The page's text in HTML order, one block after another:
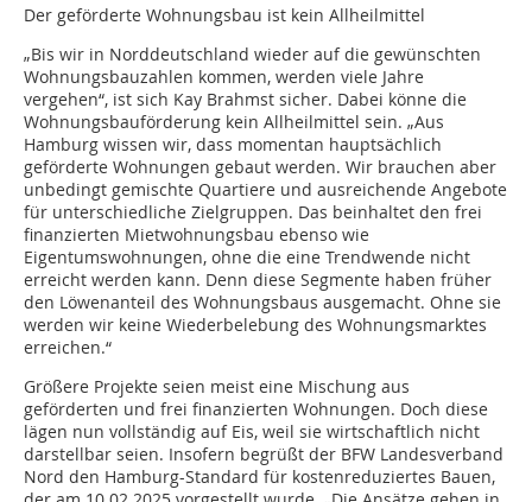
Der geförderte Wohnungsbau ist kein Allheilmittel
„Bis wir in Norddeutschland wieder auf die gewünschten
Wohnungsbauzahlen kommen, werden viele Jahre
vergehen“, ist sich Kay Brahmst sicher. Dabei könne die
Wohnungsbauförderung kein Allheilmittel sein. „Aus
Hamburg wissen wir, dass momentan hauptsächlich
geförderte Wohnungen gebaut werden. Wir brauchen aber
unbedingt gemischte Quartiere und ausreichende Angebote
für unterschiedliche Zielgruppen. Das beinhaltet den frei
finanzierten Mietwohnungsbau ebenso wie
Eigentumswohnungen, ohne die eine Trendwende nicht
erreicht werden kann. Denn diese Segmente haben früher
den Löwenanteil des Wohnungsbaus ausgemacht. Ohne sie
werden wir keine Wiederbelebung des Wohnungsmarktes
erreichen.“
Größere Projekte seien meist eine Mischung aus
geförderten und frei finanzierten Wohnungen. Doch diese
lägen nun vollständig auf Eis, weil sie wirtschaftlich nicht
darstellbar seien. Insofern begrüßt der BFW Landesverband
Nord den Hamburg-Standard für kostenreduziertes Bauen,